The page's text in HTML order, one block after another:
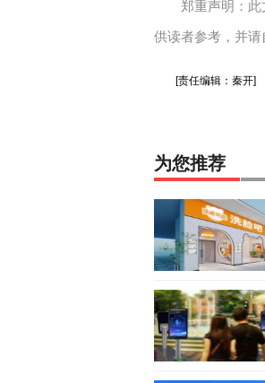
郑重声明：
供读者参考，并请
[责任编辑：秦开]
为您推荐